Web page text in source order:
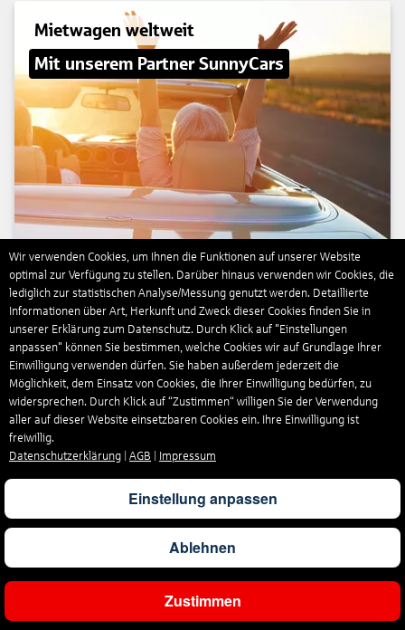
Mietwagen weltweit
Mit unserem Partner SunnyCars
Jetzt buchen
Flüge weltweit
Wir verwenden Cookies, um Ihnen die Funktionen auf unserer Website
optimal zur Verfügung zu stellen. Darüber hinaus verwenden wir Cookies, die
lediglich zur statistischen Analyse/Messung genutzt werden. Detaillierte
Informationen über Art, Herkunft und Zweck dieser Cookies finden Sie in
unserer Erklärung zum Datenschutz. Durch Klick auf "Einstellungen
anpassen" können Sie bestimmen, welche Cookies wir auf Grundlage Ihrer
Einwilligung verwenden dürfen. Sie haben außerdem jederzeit die
Möglichkeit, dem Einsatz von Cookies, die Ihrer Einwilligung bedürfen, zu
widersprechen. Durch Klick auf “Zustimmen“ willigen Sie der Verwendung
aller auf dieser Website einsetzbaren Cookies ein. Ihre Einwilligung ist
freiwillig.
Datenschutzerklärung
AGB Impressum
Einstellung anpassen
Ablehnen
Zustimmen